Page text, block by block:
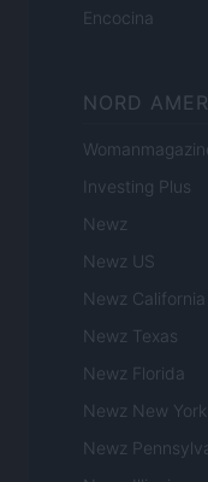
Encocina
NORD
Investing Plus
Newz
Newz US
Newz California
Newz Texas
Newz Florida
Newz New York
Newz